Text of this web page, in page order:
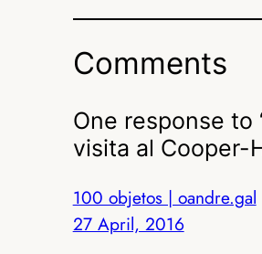
Comments
One response to
visita al Cooper-
100 objetos | oandre.gal
27 April, 2016